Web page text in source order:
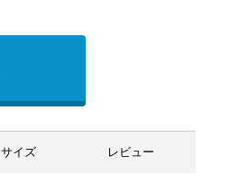
イズ レビュー